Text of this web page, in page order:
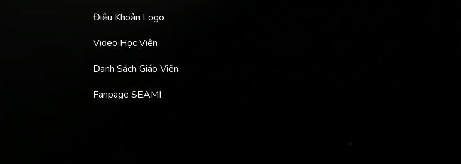
Điều Khoản Logo
Video Học Viên
Danh Sách Giáo Viên
Fanpage SEAMI